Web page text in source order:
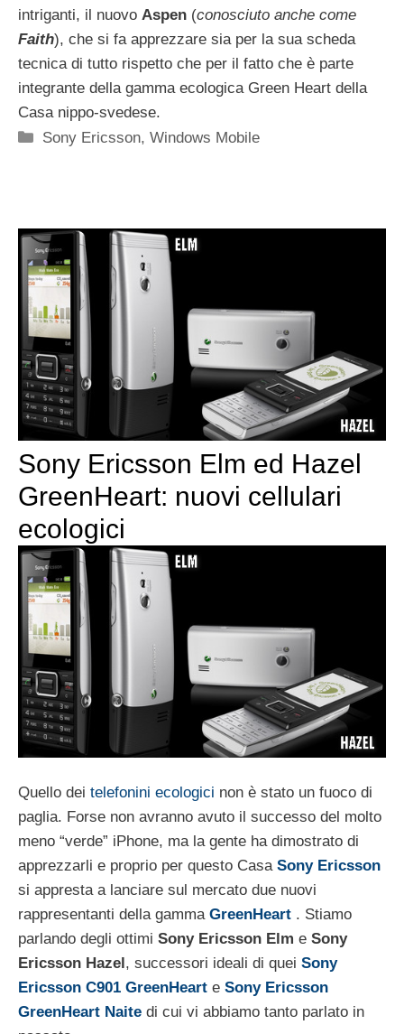
intriganti, il nuovo Aspen (conosciuto anche come
Faith), che si fa apprezzare sia per la sua scheda
tecnica di tutto rispetto che per il fatto che è parte
integrante della gamma ecologica Green Heart della
Casa nippo-svedese.
Categorie
Sony Ericsson,Windows Mobile
Sony Ericsson Elm ed Hazel
GreenHeart: nuovi cellulari
ecologici
Quello dei telefonini ecologici non è stato un fuoco di
paglia. Forse non avranno avuto il successo del molto
meno “verde” iPhone, ma la gente ha dimostrato di
apprezzarli e proprio per questo Casa Sony Ericsson
si appresta a lanciare sul mercato due nuovi
rappresentanti della gamma GreenHeart . Stiamo
parlando degli ottimi Sony Ericsson Elm e Sony
Ericsson Hazel , successori ideali di quei Sony
Ericsson C901 GreenHeart e Sony Ericsson
GreenHeart Naite di cui vi abbiamo tanto parlato in